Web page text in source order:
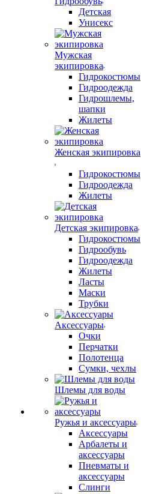
Детская
Унисекс
Мужская
экипировка
Гидрокостюмы
Гидроодежда
Гидрошлемы,
шапки
Жилеты
Женская экипировка
Гидрокостюмы
Гидроодежда
Жилеты
Детская экипировка
Гидрокостюмы
Гидрообувь
Гидроодежда
Жилеты
Ласты
Маски
Трубки
Аксессуары
Очки
Перчатки
Полотенца
Сумки, чехлы
Шлемы для воды
Ружья и аксессуары
Аксессуары
Арбалеты и
аксессуары
Пневматы и
аксессуары
Слинги